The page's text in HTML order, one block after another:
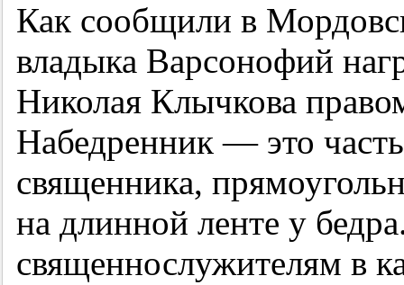
Как сообщили в
владыка Варсонофий
Николая Клычкова
Набедренник — это
священника,
на длинной ленте у
священнослужителям в